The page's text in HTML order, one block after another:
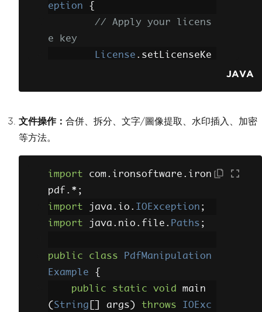
new
FileOutputStream
( "output.ps"
StreamPrintServi
ntService(fos);
sps .createPrintJob();
ibuteSet aset = new HashPrin
tRequestAttributeSet();
zeName
NA_LETTER);
ument
pleDoc(pdfPrint, flavor ,
nul
l), aset);
eption
{
// Apply your licens
e key
License . setLicenseKe
PDF document
PdfDocument.renderHtmlAsPdf
( "<h1>Hello World</h1>" );
// Save the PDF docu
ment
et("html_saved.pdf"));
}
JAVA
文件操作： 合併、拆分、文字/圖像提取、水印插入、加密
等方法。
import com . ironsoftware . iron
pdf .*;
import java . io . IOException ;
import java . nio . file . Paths ;
public class
PdfManipulation
Example
{
public
static void
main
( String args ) throws
IOExc